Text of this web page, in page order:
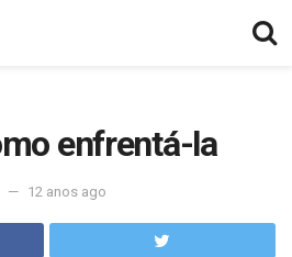
enfrentá-la
12 anos ago